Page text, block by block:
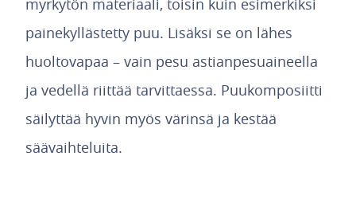
myrkytön materiaali, toisin kuin esimerkiksi
painekyllästetty puu. Lisäksi se on lähes
huoltovapaa – vain pesu astianpesuaineella
ja vedellä riittää tarvittaessa. Puukomposiitti
säilyttää hyvin myös värinsä ja kestää
säävaihteluita.